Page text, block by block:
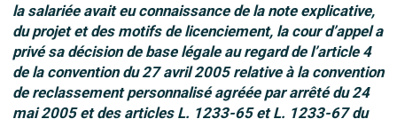
la salariée avait eu connaissance de la note explicative,
du projet et des motifs de licenciement, la cour d’appel a
privé sa décision de base légale au regard de l’article 4
de la convention du 27 avril 2005 relative à la convention
de reclassement personnalisé agréée par arrêté du 24
mai 2005 et des articles L. 1233-65 et L. 1233-67 du